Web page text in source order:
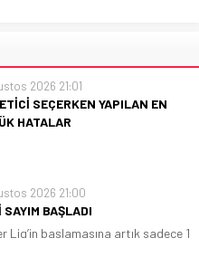
2026 21:01
SEÇERKEN YAPILAN EN
HATALAR
okunuyor ve sıra yönetici
geliyor. Salonda kısa bir
Ardından tanıdık cümleler
2026 21:00
SAYIM BAŞLADI
Lig’in başlamasına artık sadece 1